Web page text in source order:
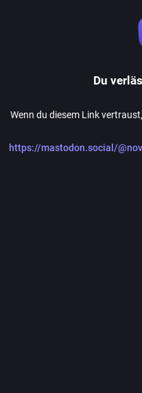
Du
Wenn du diesem Link
https://mastodon.social/